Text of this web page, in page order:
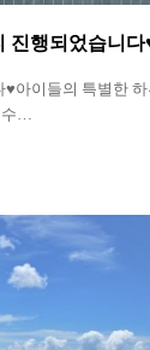
진행되었습니다
아이들의 특별한
…